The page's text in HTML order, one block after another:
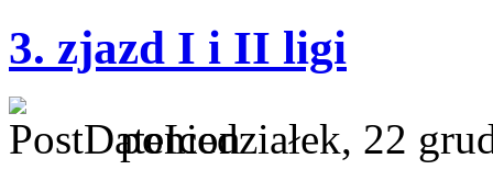
3. zjazd I i II ligi
poniedziałek, 22